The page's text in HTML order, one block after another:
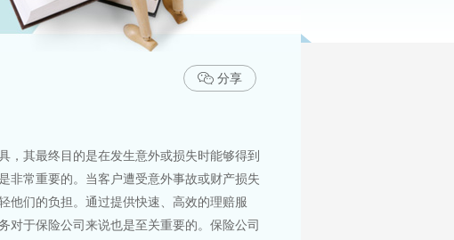
分享
，其最终目的是在发生意外或损失时能够得到
非常重要的。当客户遭受意外事故或财产损失
他们的负担。通过提供快速、高效的理赔服
对于保险公司来说也是至关重要的。保险公司